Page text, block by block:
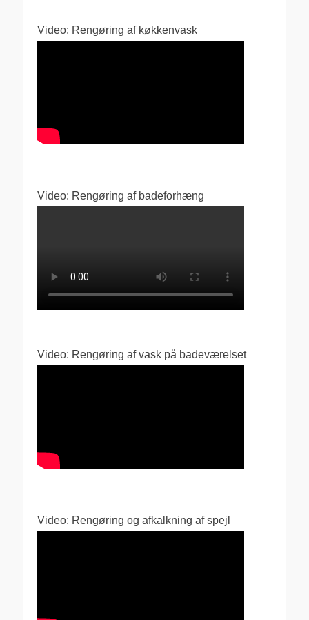
Video: Rengøring af køkkenvask
Video: Rengøring af badeforhæng
Video: Rengøring af vask på badeværelset
Video: Rengøring og afkalkning af spejl